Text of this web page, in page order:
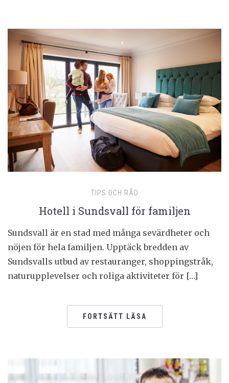
TIPS OCH RÅD
Hotell i Sundsvall för familjen
Sundsvall är en stad med många sevärdheter och
nöjen för hela familjen. Upptäck bredden av
Sundsvalls utbud av restauranger, shoppingstråk,
naturupplevelser och roliga aktiviteter för […]
FORTSÄTT LÄSA